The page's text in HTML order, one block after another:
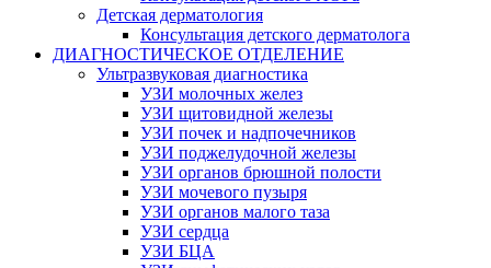
Детская дерматология
Консультация детского дерматолога
ДИАГНОСТИЧЕСКОЕ ОТДЕЛЕНИЕ
Ультразвуковая диагностика
УЗИ молочных желез
УЗИ щитовидной железы
УЗИ почек и надпочечников
УЗИ поджелудочной железы
УЗИ органов брюшной полости
УЗИ мочевого пузыря
УЗИ органов малого таза
УЗИ сердца
УЗИ БЦА